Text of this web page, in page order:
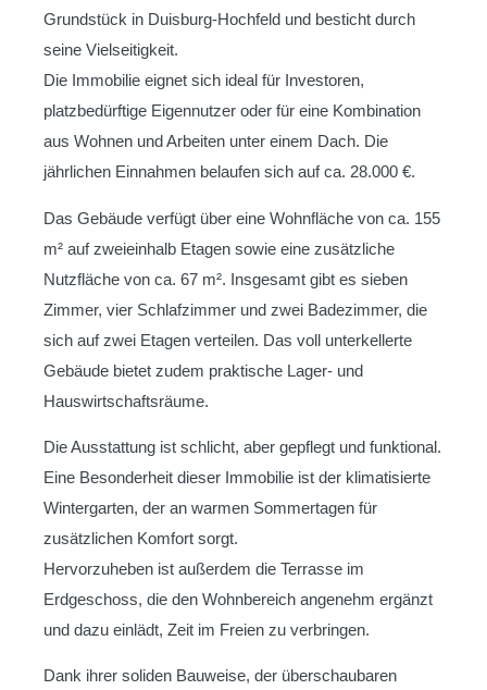
Grundstück in Duisburg-Hochfeld und besticht durch
seine Vielseitigkeit.
Die Immobilie eignet sich ideal für Investoren,
platzbedürftige Eigennutzer oder für eine Kombination
aus Wohnen und Arbeiten unter einem Dach. Die
jährlichen Einnahmen belaufen sich auf ca. 28.000 €.
Das Gebäude verfügt über eine Wohnfläche von ca. 155
m² auf zweieinhalb Etagen sowie eine zusätzliche
Nutzfläche von ca. 67 m². Insgesamt gibt es sieben
Zimmer, vier Schlafzimmer und zwei Badezimmer, die
sich auf zwei Etagen verteilen. Das voll unterkellerte
Gebäude bietet zudem praktische Lager- und
Hauswirtschaftsräume.
Die Ausstattung ist schlicht, aber gepflegt und funktional.
Eine Besonderheit dieser Immobilie ist der klimatisierte
Wintergarten, der an warmen Sommertagen für
zusätzlichen Komfort sorgt.
Hervorzuheben ist außerdem die Terrasse im
Erdgeschoss, die den Wohnbereich angenehm ergänzt
und dazu einlädt, Zeit im Freien zu verbringen.
Dank ihrer soliden Bauweise, der überschaubaren